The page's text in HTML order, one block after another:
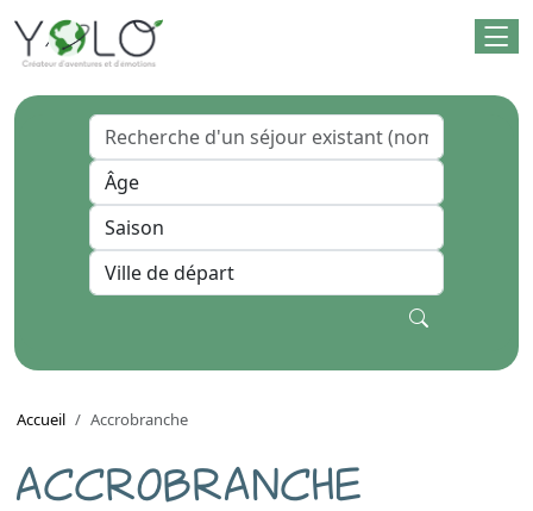
Accueil Accrobranche
ACCROBRANCHE